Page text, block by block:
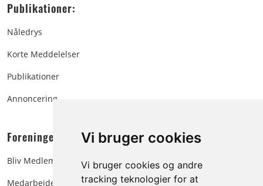
Vi bruger cookies
Vi bruger cookies og andre
tracking teknologier for at
Publikationer:
Nåledrys
Korte Meddelelser
Publikationer
Annoncering
Foreningen:
Bliv Medlem
Medarbejdere